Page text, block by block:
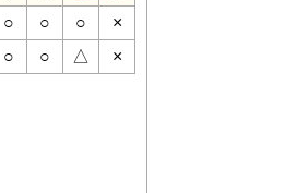
○ ○ ○ ×
○ ○ △
×